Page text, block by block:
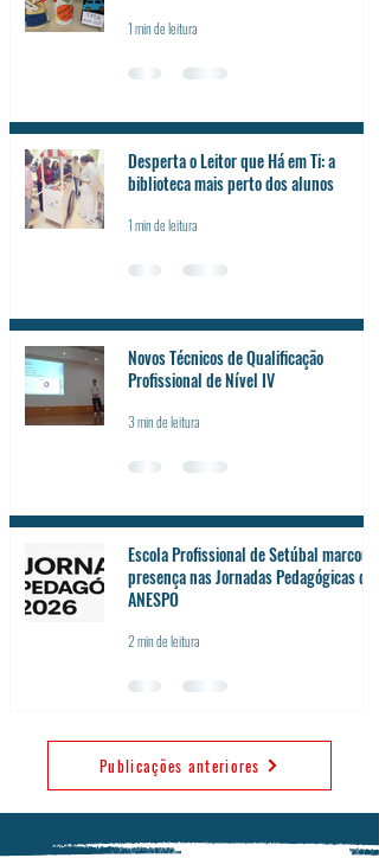
1 min de leitura
Desperta o Leitor que Há em Ti: a
biblioteca mais perto dos alunos
1 min de leitura
Novos Técnicos de Qualificação
Profissional de Nível IV
3 min de leitura
Escola Profissional de Setúbal marcou
presença nas Jornadas Pedagógicas da
ANESPO
2 min de leitura
Publicações anteriores